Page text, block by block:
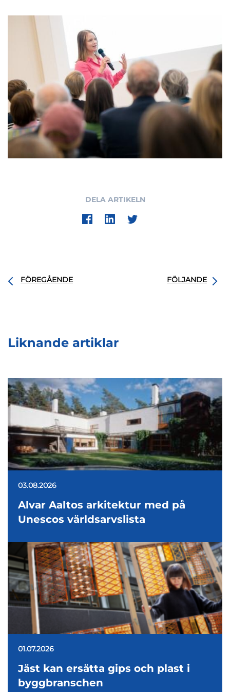
DELA ARTIKELN
FÖREGÅENDE FÖLJANDE
Liknande artiklar
03.08.2026
Alvar Aaltos arkitektur med på
Unescos världsarvslista
01.07.2026
Jäst kan ersätta gips och plast i
byggbranschen